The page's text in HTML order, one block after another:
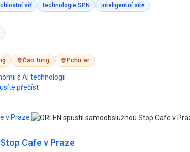
síť technologie SPN inteligentní sítě
Čao-tung Pchu-er
s AI technologií
přečíst
v Praze
Cafe v Praze